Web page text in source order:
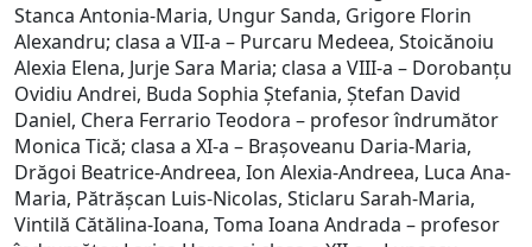
Stanca Antonia-Maria, Ungur Sanda, Grigore Florin
Alexandru; clasa a VII-a – Purcaru Medeea, Stoicănoiu
Alexia Elena, Jurje Sara Maria; clasa a VIII-a – Dorobanțu
Ovidiu Andrei, Buda Sophia Ștefania, Ștefan David
Daniel, Chera Ferrario Teodora – profesor îndrumător
Monica Tică; clasa a XI-a – Brașoveanu Daria-Maria,
Drăgoi Beatrice-Andreea, Ion Alexia-Andreea, Luca Ana-
Maria, Pătrășcan Luis-Nicolas, Sticlaru Sarah-Maria,
Vintilă Cătălina-Ioana, Toma Ioana Andrada – profesor